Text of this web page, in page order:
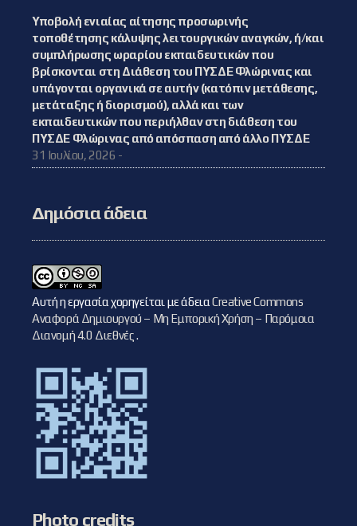
Υποβολή ενιαίας αίτησης προσωρινής
τοποθέτησης κάλυψης λειτουργικών αναγκών, ή/και
συμπλήρωσης ωραρίου εκπαιδευτικών που
βρίσκονται στη Διάθεση του ΠΥΣΔΕ Φλώρινας και
υπάγονται οργανικά σε αυτήν (κατόπιν μετάθεσης,
μετάταξης ή διορισμού), αλλά και των
εκπαιδευτικών που περιήλθαν στη διάθεση του
ΠΥΣΔΕ Φλώρινας από απόσπαση από άλλο ΠΥΣΔΕ
31 Ιουλίου, 2026 -
Δημόσια άδεια
Αυτή η εργασία χορηγείται με άδειαCreative Commons
Αναφορά Δημιουργού – Μη Εμπορική Χρήση – Παρόμοια
Διανομή 4.0 Διεθνές.
Photo credits